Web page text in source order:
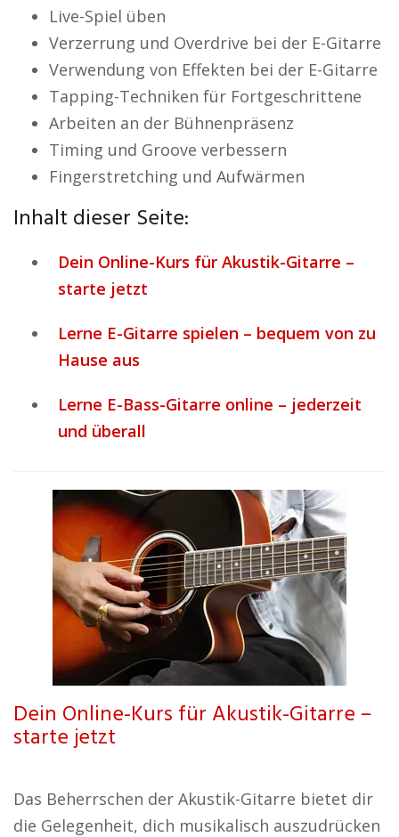
Live-Spiel üben
Verzerrung und Overdrive bei der E-Gitarre
Verwendung von Effekten bei der E-Gitarre
Tapping-Techniken für Fortgeschrittene
Arbeiten an der Bühnenpräsenz
Timing und Groove verbessern
Fingerstretching und Aufwärmen
Inhalt dieser Seite:
Dein Online-Kurs für Akustik-Gitarre –
starte jetzt
Lerne E-Gitarre spielen – bequem von zu
Hause aus
Lerne E-Bass-Gitarre online – jederzeit
und überall
Dein Online-Kurs für Akustik-Gitarre –
starte jetzt
Das Beherrschen der Akustik-Gitarre bietet dir
die Gelegenheit, dich musikalisch auszudrücken